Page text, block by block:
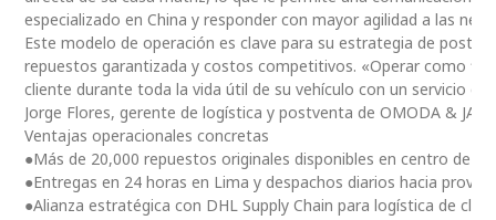
especializado en China y responder con mayor agilidad a las
Este modelo de operación es clave para su estrategia de
repuestos garantizada y costos competitivos. «Operar como
cliente durante toda la vida útil de su vehículo con un servicio
Jorge Flores, gerente de logística y postventa de OMODA &
Ventajas operacionales concretas
●Más de 20,000 repuestos originales disponibles en centro de
●Entregas en 24 horas en Lima y despachos diarios hacia
●Alianza estratégica con DHL Supply Chain para logística de